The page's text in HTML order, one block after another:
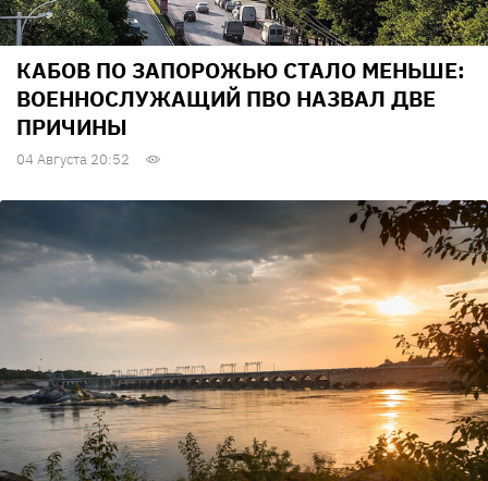
КАБОВ ПО ЗАПОРОЖЬЮ СТАЛО МЕНЬШЕ:
ВОЕННОСЛУЖАЩИЙ ПВО НАЗВАЛ ДВЕ
ПРИЧИНЫ
04 Августа 20:52